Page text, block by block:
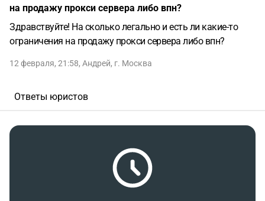
на продажу прокси сервера либо впн?
Здравствуйте! На сколько легально и есть ли какие-то
ограничения на продажу прокси сервера либо впн?
12 февраля, 21:58, Андрей, г. Москва
Ответы юристов